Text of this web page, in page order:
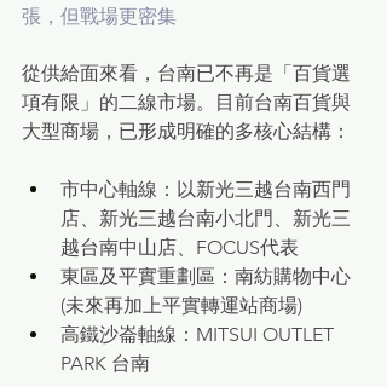
張，但戰場更密集
從供給面來看，台南已不再是「百貨選
項有限」的二線市場。目前台南百貨與
大型商場，已形成明確的多核心結構：
市中心軸線：以新光三越台南西門
店、新光三越台南小北門、新光三
越台南中山店、FOCUS代表
東區及平實重劃區：南紡購物中心
(未來再加上平實轉運站商場)
高鐵沙崙軸線：MITSUI OUTLET
PARK 台南